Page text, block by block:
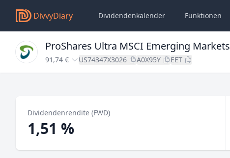
DivvyDiary Dividendenkalender Funktionen
ProShares Ultra MSCI Emerging Markets
91,74 € US74347X3026 A0X95Y EET
Dividendenrendite (FWD)
1,51 %